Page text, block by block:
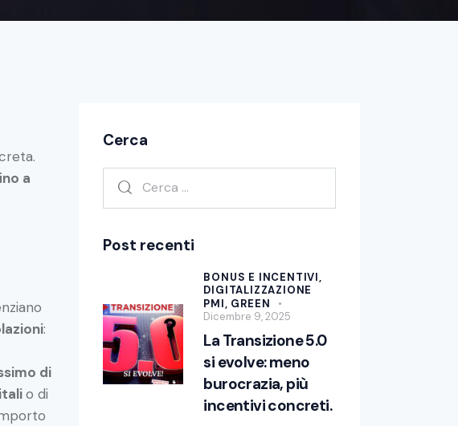
a
:
di
o di
Cerca
Post recenti
BONUS E INCENTIVI,
DIGITALIZZAZIONE
PMI, GREEN
Dicembre 9, 2025
La Transizione 5.0
si evolve: meno
burocrazia, più
incentivi concreti.